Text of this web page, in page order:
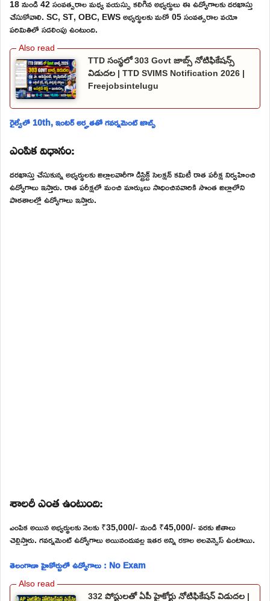
18 నుండి 42 సంవత్సరాల మధ్య వయస్సు కలిగిన అభ్యర్థులు ఈ ఉద్యోగాలకు దరఖాస్తు
చేసుకోవాలి. SC, ST, OBC, EWS అభ్యర్థులకు మరో 05 సంవత్సరాల వయో
పరిమితిలో సడలింపు ఉంటుంది.
TTD సంస్థలో 303 Govt జాబ్స్ నోటిఫికేషన్స్
విడుదల | TTD SVIMS Notification 2026 |
Freejobsintelugu
రైల్వేలో 10th, ఇంటర్ అర్హతతో గవర్నమెంట్ జాబ్స్
ఎంపిక విధానం:
దరఖాస్తు చేసుకున్న అభ్యర్థులకు జిల్లాలవారీగా డిస్ట్రిక్ట్ సెలక్షన్ కమిటీ రాత పరీక్ష నిర్వహించి
ఉద్యోగాలు ఇస్తారు. రాత పరీక్షలో మంచి మార్కులు సాధించినవారికి సొంత జిల్లాలోని
పాఠశాలల్లో ఉద్యోగాలు ఇస్తారు.
శాలరీ ఎంత ఉంటుంది:
ఎంపిక అయిన అభ్యర్థులకు నెలకు ₹35,000/- నుండి ₹45,000/- వరకు జీతాలు
చెల్లిస్తారు. గవర్నమెంట్ ఉద్యోగాలు అయినందువల్ల ఇతర అన్ని రకాల అలవెన్సెస్ ఉంటాయి.
తెలంగాణా హైకోర్టులో ఉద్యోగాలు : No Exam
332 పోస్టులతో ఏపీ హైకోర్టు నోటిఫికేషన్ విడుదల |